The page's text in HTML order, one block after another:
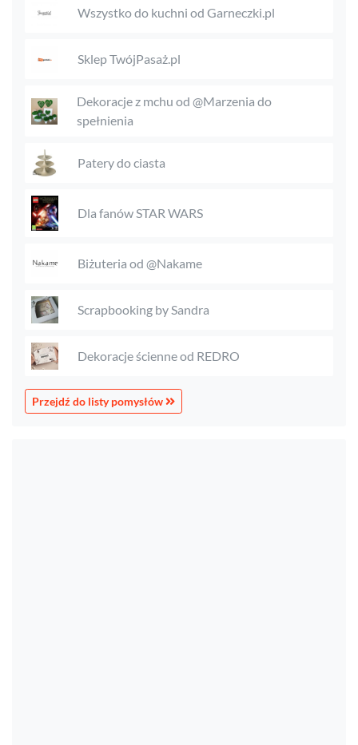
Wszystko do kuchni od Garneczki.pl
Sklep TwójPasaż.pl
Dekoracje z mchu od @Marzenia do
spełnienia
Patery do ciasta
Dla fanów STAR WARS
Biżuteria od @Nakame
Scrapbooking by Sandra
Dekoracje ścienne od REDRO
Przejdź do listy pomysłów